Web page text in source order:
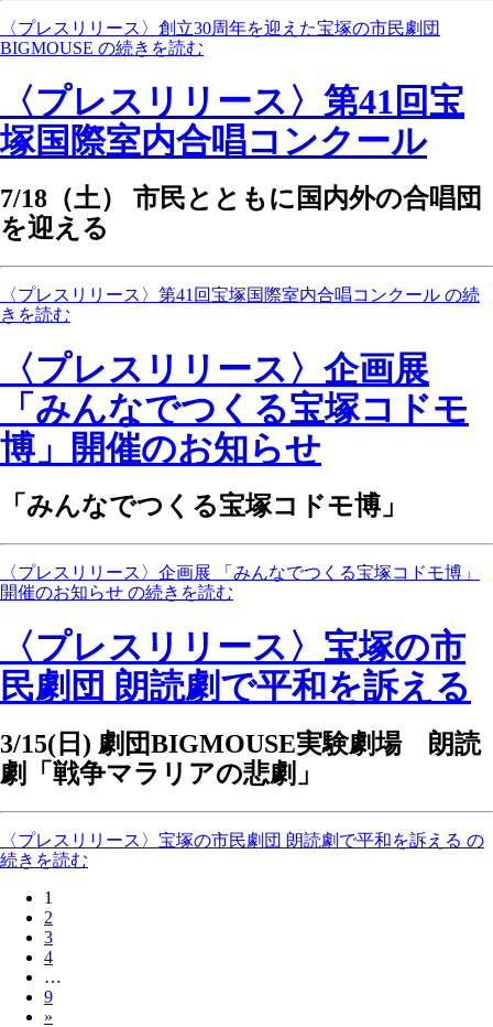
〈プレスリリース〉創立30周年を迎えた宝塚の市民劇団
BIGMOUSE の続きを読む
〈プレスリリース〉第41回宝
塚国際室内合唱コンクール
7/18（土） 市民とともに国内外の合唱団
を迎える
〈プレスリリース〉第41回宝塚国際室内合唱コンクール の続
きを読む
〈プレスリリース〉企画展
「みんなでつくる宝塚コドモ
博」開催のお知らせ
「みんなでつくる宝塚コドモ博」
〈プレスリリース〉企画展 「みんなでつくる宝塚コドモ博」
開催のお知らせ の続きを読む
〈プレスリリース〉宝塚の市
民劇団 朗読劇で平和を訴える
3/15(日) 劇団BIGMOUSE実験劇場 朗読
劇「戦争マラリアの悲劇」
〈プレスリリース〉宝塚の市民劇団 朗読劇で平和を訴える の
続きを読む
1
2
3
4
…
9
»